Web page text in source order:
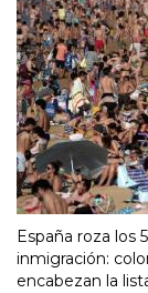
España roza los
inmigración:
encabezan la